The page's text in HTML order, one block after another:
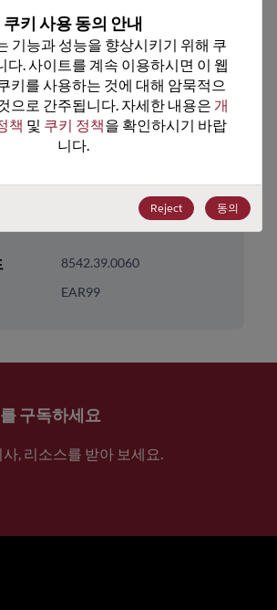
No
No
Tube
0
Switch/Mux/Demux/Decode
8542.39.0060
EAR99
구독하세요
, 리소스를 받아 보세요.
쿠키 사용 동의 안내
기능과 성능을 향상시키기 위해 쿠
다. 사이트를 계속 이용하시면 이 웹
키를 사용하는 것에 대해 암묵적으
으로 간주됩니다. 자세한 내용은 개
책 및 쿠키 정책을 확인하시기 바랍
니다.
Reject 동의